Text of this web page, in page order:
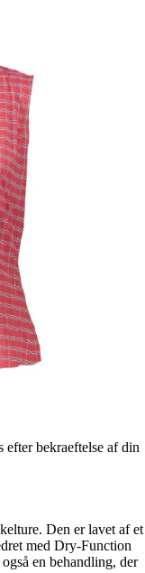
efter bekraeftelse af din
Den er lavet af et
med Dry-Function
en behandling, der